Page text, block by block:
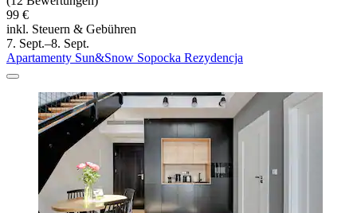
99 €
inkl. Steuern & Gebühren
7. Sept.–8. Sept.
Apartamenty Sun&Snow Sopocka Rezydencja